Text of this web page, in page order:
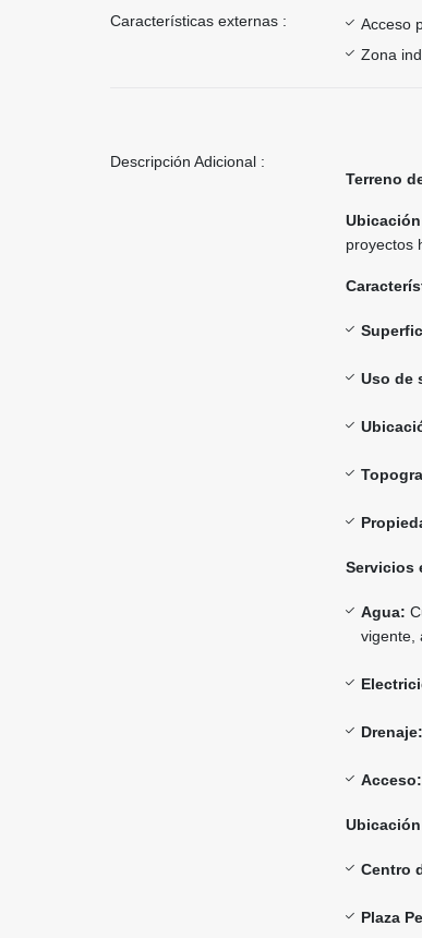
Características externas : Acceso
Zona
Descripción Adicional :
Terreno
proyectos
Uso de
Servicios
Agua:
vigente,
Drenaje:
Acceso:
Centro
Plaza